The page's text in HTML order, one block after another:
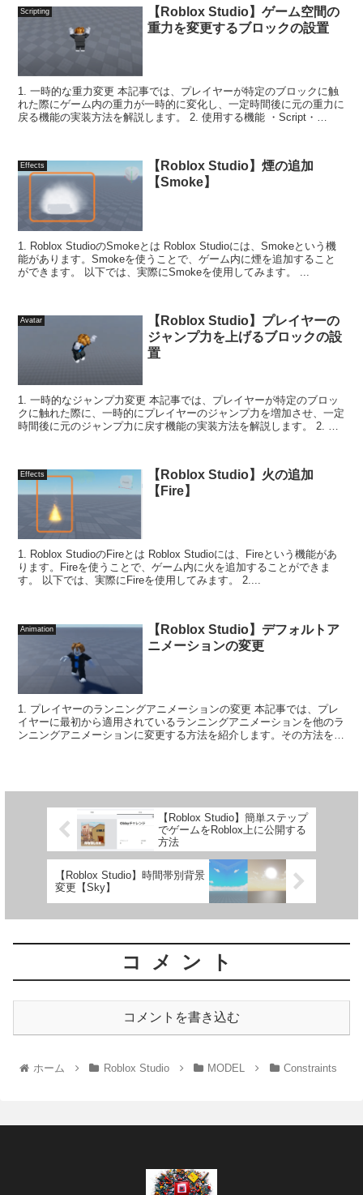
Scripting
【Roblox Studio】ゲーム空間の
重力を変更するブロックの設置
1. 一時的な重力変更 本記事では、プレイヤーが特定のブロックに触
れた際にゲーム内の重力が一時的に変化し、一定時間後に元の重力に
戻る機能の実装方法を解説します。 2. 使用する機能 ・Script・
Effects
【Roblox Studio】煙の追加
【Smoke】
1. Roblox StudioのSmokeとは Roblox Studioには、Smokeという機
能があります。Smokeを使うことで、ゲーム内に煙を追加すること
ができます。 以下では、実際にSmokeを使用してみます。 ...
Avatar
【Roblox Studio】プレイヤーの
ジャンプ力を上げるブロックの設
置
1. 一時的なジャンプ力変更 本記事では、プレイヤーが特定のブロッ
クに触れた際に、一時的にプレイヤーのジャンプ力を増加させ、一定
時間後に元のジャンプ力に戻す機能の実装方法を解説します。 2. 使
Effects
【Roblox Studio】火の追加
【Fire】
1. Roblox StudioのFireとは Roblox Studioには、Fireという機能があ
ります。Fireを使うことで、ゲーム内に火を追加することができま
す。 以下では、実際にFireを使用してみます。 2....
Animation
【Roblox Studio】デフォルトア
ニメーションの変更
1. プレイヤーのランニングアニメーションの変更 本記事では、プレ
イヤーに最初から適用されているランニングアニメーションを他のラ
ンニングアニメーションに変更する方法を紹介します。その方法を学
【Roblox Studio】簡単ステップ
でゲームをRoblox上に公開する
方法
【Roblox Studio】時間帯別背景
変更【Sky】
コメント
コメントを書き込む
ホーム Roblox Studio MODEL Constraints